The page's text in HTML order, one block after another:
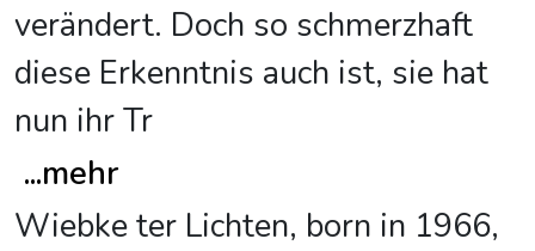
verändert. Doch so schmerzhaft
diese Erkenntnis auch ist, sie hat
nun ihr Tr
...mehr
Wiebke ter Lichten, born in 1966,